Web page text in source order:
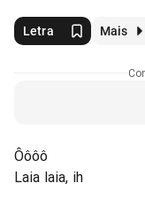
Letra Mais
Ôôôô
Laia laia, ih